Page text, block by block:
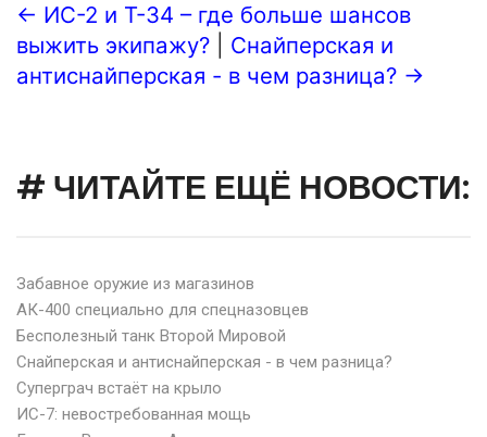
← ИС-2 и Т-34 – где больше шансов
выжить экипажу?
Снайперская и
антиснайперская - в чем разница? →
# ЧИТАЙТЕ ЕЩЁ НОВОСТИ:
Забавное оружие из магазинов
АК-400 специально для спецназовцев
Бесполезный танк Второй Мировой
Снайперская и антиснайперская - в чем разница?
Суперграч встаёт на крыло
ИС-7: невостребованная мощь